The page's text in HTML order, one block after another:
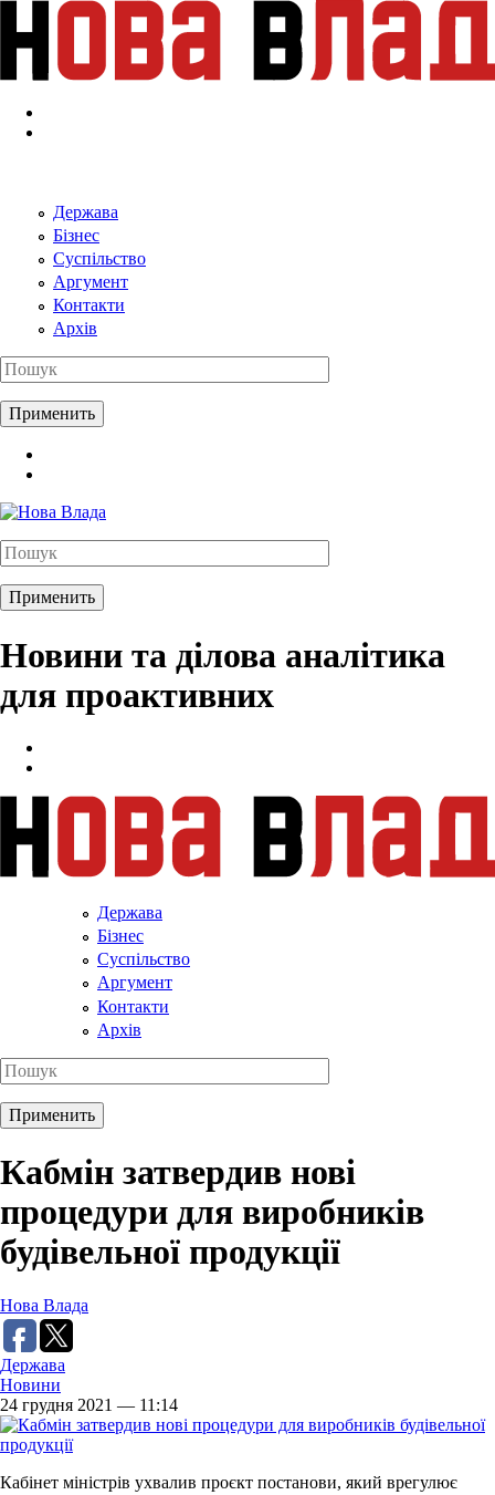
Перейти к основному содержанию
Держава
Бізнес
Суспільство
Аргумент
Контакти
Архів
Новини та ділова аналітика
для проактивних
Держава
Бізнес
Суспільство
Аргумент
Контакти
Архів
Кабмін затвердив нові
процедури для виробників
будівельної продукції
Нова Влада
Держава
Новини
24 грудня 2021 — 11:14
Кабінет міністрів ухвалив проєкт постанови, який врегулює